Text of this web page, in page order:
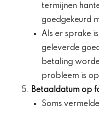
termijnen
goedgekeurd
Als er sprake
geleverde
betaling
probleem is
Betaaldatum op
Soms